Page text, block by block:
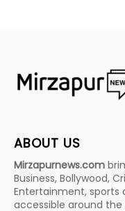
ABOUT US
Mirzapurnews.com
Business, Bollywood,
Entertainment, sports
accessible around the